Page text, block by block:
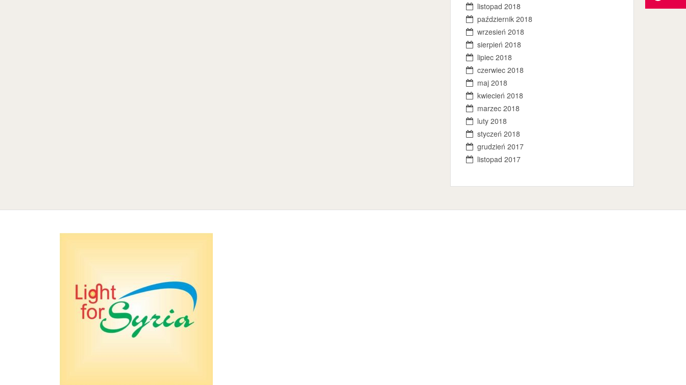
listopad 2018
październik 2018
wrzesień 2018
sierpień 2018
lipiec 2018
czerwiec 2018
maj 2018
kwiecień 2018
marzec 2018
luty 2018
styczeń 2018
grudzień 2017
listopad 2017